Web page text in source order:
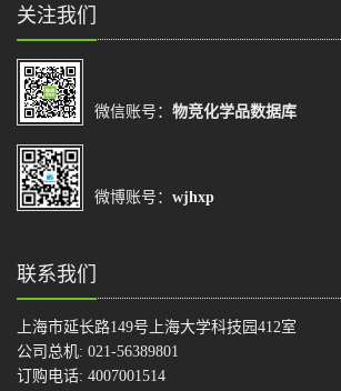
关注我们
微信账号： 物竞化学品数据库
微博账号： wjhxp
联系我们
上海市延长路149号上海大学科技园412室
公司总机: 021-56389801
订购电话: 4007001514